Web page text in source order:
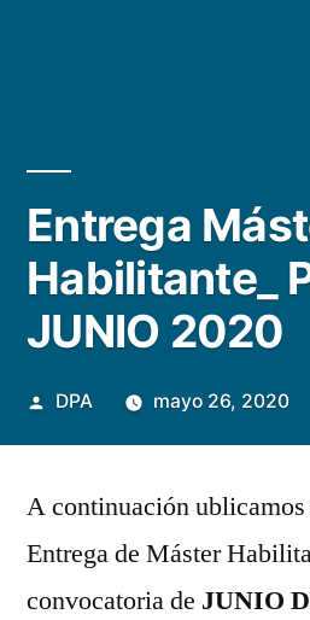
Entrega
Habilitante_
JUNIO 2020
Publicado
DPA mayo 26, 2020
A continuación
Entrega de Máster
convocatoria de JUNIO